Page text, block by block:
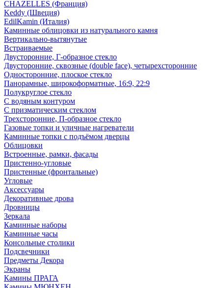
CHAZELLES (Франция)
Keddy (Швеция)
EdilKamin (Италия)
Каминные облицовки из натурального камня
Вертикально-вытянутые
Встраиваемые
Двусторонние, Г-образное стекло
Двусторонние, сквозные (double face), четырехсторонние
Односторонние, плоское стекло
Панорамные, широкоформатные, 16:9, 22:9
Полукруглое стекло
С водяным контуром
С призматическим стеклом
Трехсторонние, П-образное стекло
Газовые топки и уличные нагреватели
Каминные топки с подъёмом дверцы
Облицовки
Встроенные, рамки, фасады
Пристенно-угловые
Пристенные (фронтальные)
Угловые
Аксессуары
Декоративные дрова
Дровницы
Зеркала
Каминные наборы
Каминные часы
Консольные столики
Подсвечники
Предметы Декора
Экраны
Камины ПРАГА